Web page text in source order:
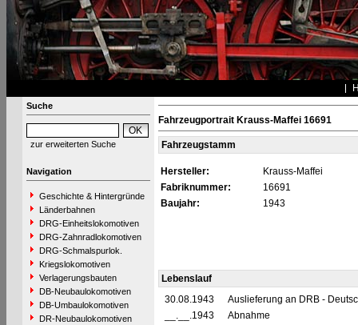
Suche
zur erweiterten Suche
Navigation
Geschichte & Hintergründe
Länderbahnen
DRG-Einheitslokomotiven
DRG-Zahnradlokomotiven
DRG-Schmalspurlok.
Kriegslokomotiven
Verlagerungsbauten
DB-Neubaulokomotiven
DB-Umbaulokomotiven
DR-Neubaulokomotiven
Fahrzeugportrait Krauss-Maffei 16691
Fahrzeugstamm
Hersteller:
Krauss-Maffei
Fabriknummer:
16691
Baujahr:
1943
Lebenslauf
30.08.1943
Auslieferung an DRB -
__.__.1943
Abnahme